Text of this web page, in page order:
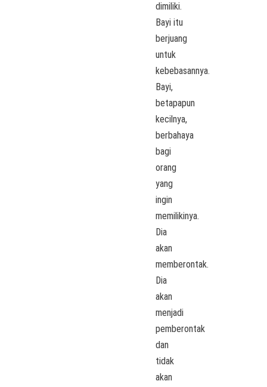
dimiliki.
Bayi itu
berjuang
untuk
kebebasannya.
Bayi,
betapapun
kecilnya,
berbahaya
bagi
orang
yang
ingin
memilikinya.
Dia
akan
memberontak.
Dia
akan
menjadi
pemberontak
dan
tidak
akan